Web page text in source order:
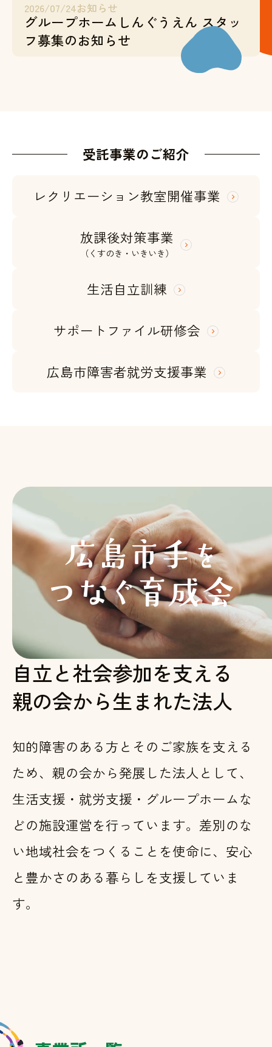
2026/07/24お知らせ
グループホームしんぐうえん スタッ
フ募集のお知らせ
受託事業のご紹介
レクリエーション教室開催事業
放課後対策事業
（くすのき・いきいき）
生活自立訓練
サポートファイル研修会
広島市障害者就労支援事業
自立と社会参加を支える
親の会から生まれた法人
知的障害のある方とそのご家族を支える
ため、親の会から発展した法人として、
生活支援・就労支援・グループホームな
どの施設運営を行っています。差別のな
い地域社会をつくることを使命に、安心
と豊かさのある暮らしを支援していま
す。